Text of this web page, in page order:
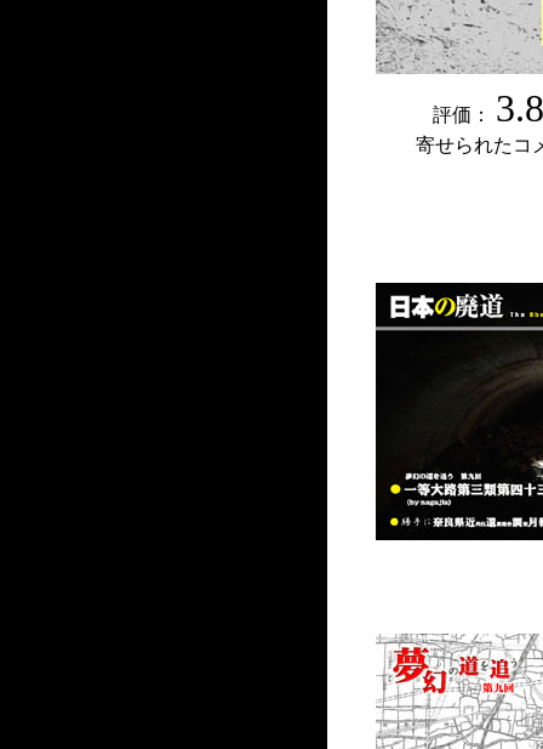
評価：
寄せられたコ